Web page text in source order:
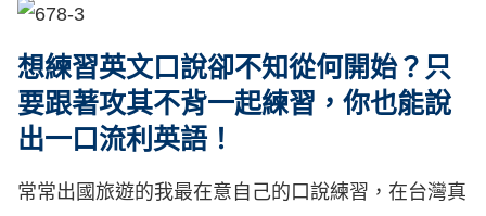
想練習英文口說卻不知從何開始？只
要跟著攻其不背一起練習，你也能說
出一口流利英語！
常常出國旅遊的我最在意自己的口說練習，在台灣真